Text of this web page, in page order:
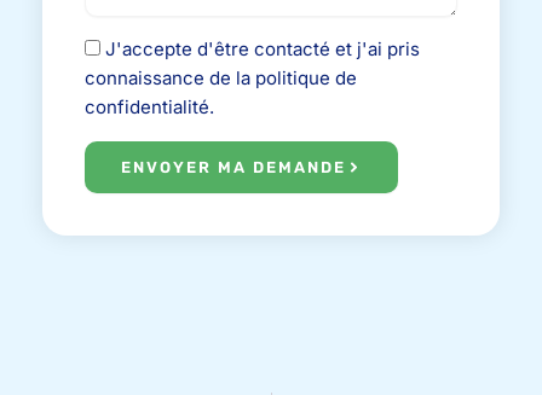
J'accepte d'être contacté et j'ai pris
connaissance de la politique de
confidentialité.
ENVOYER MA DEMANDE